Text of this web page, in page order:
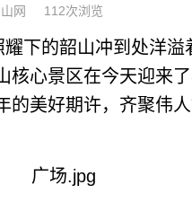
网 112次浏览
的韶山冲到处洋溢
核心景区在今天迎来
的美好期许，齐聚伟